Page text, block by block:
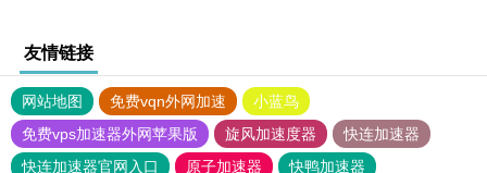
友情链接
网站地图 免费vqn外网加速
小蓝鸟
免费vps加速器外网苹果版
旋风加速度器
快连加速器
快连加速器官网入口
原子加速器 快鸭加速器